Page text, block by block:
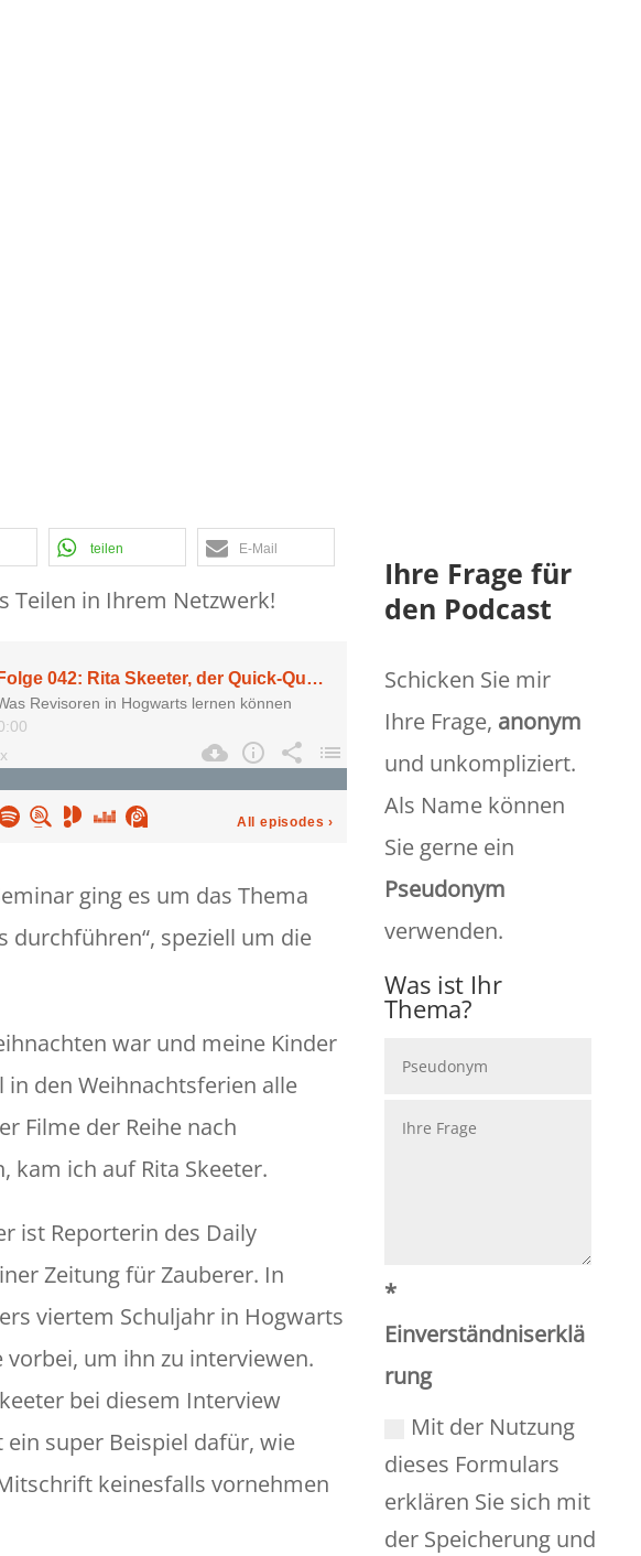
teilen E-Mail
Teilen in Ihrem Netzwerk!
ging es um das Thema
durchführen“, speziell um die
war und meine Kinder
den Weihnachtsferien alle
Filme der Reihe nach
kam ich auf Rita Skeeter.
ist Reporterin des Daily
Zeitung für Zauberer. In
viertem Schuljahr in Hogwarts
um ihn zu interviewen.
bei diesem Interview
ein super Beispiel dafür, wie
keinesfalls vornehmen
Ihre Frage für
den Podcast
Schicken Sie mir
Ihre Frage, anonym
und unkompliziert.
Als Name können
Sie gerne ein
Pseudonym
verwenden.
Was ist Ihr
Thema?
*
Einverständniserklä
rung
Mit der Nutzung
dieses Formulars
erklären Sie sich mit
der Speicherung und